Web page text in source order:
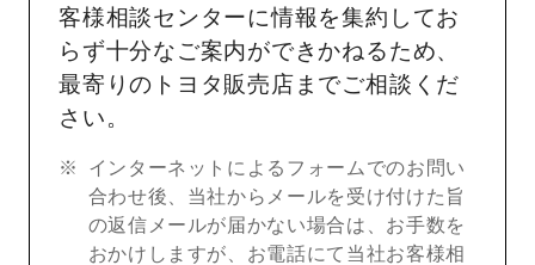
客様相談センターに情報を集約してお
らず十分なご案内ができかねるため、
最寄りのトヨタ販売店までご相談くだ
さい。
インターネットによるフォームでのお問い
合わせ後、当社からメールを受け付けた旨
の返信メールが届かない場合は、お手数を
おかけしますが、お電話にて当社お客様相